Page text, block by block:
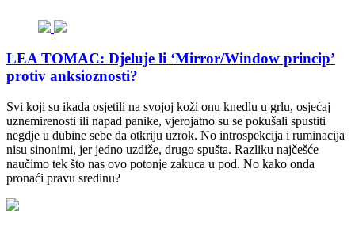
LEA TOMAC: Djeluje li ‘Mirror/Window princip’
protiv anksioznosti?
Svi koji su ikada osjetili na svojoj koži onu knedlu u grlu, osjećaj
uznemirenosti ili napad panike, vjerojatno su se pokušali spustiti
negdje u dubine sebe da otkriju uzrok. No introspekcija i ruminacija
nisu sinonimi, jer jedno uzdiže, drugo spušta. Razliku najčešće
naučimo tek što nas ovo potonje zakuca u pod. No kako onda
pronaći pravu sredinu?